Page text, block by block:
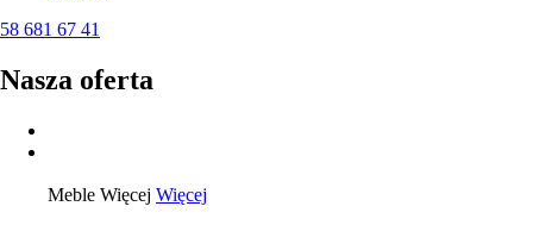
58 681 67 41
Nasza oferta
Meble Więcej Więcej